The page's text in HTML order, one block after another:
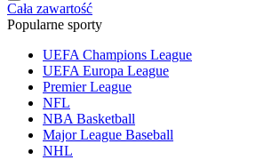
Cała zawartość
Popularne sporty
UEFA Champions League
UEFA Europa League
Premier League
NFL
NBA Basketball
Major League Baseball
NHL